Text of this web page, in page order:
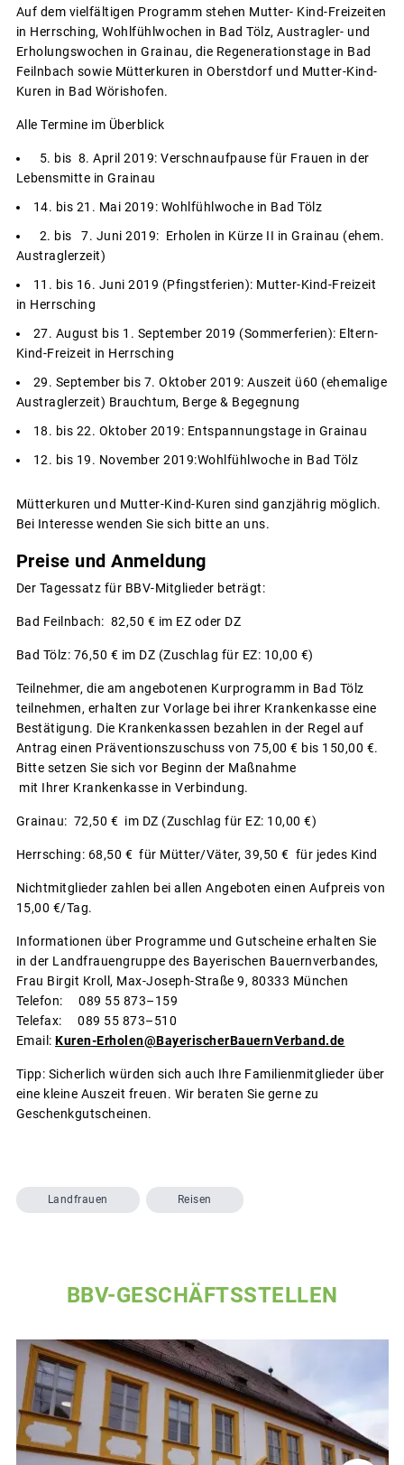
Auf dem vielfältigen Programm stehen Mutter- Kind-Freizeiten
in Herrsching, Wohlfühlwochen in Bad Tölz, Austragler- und
Erholungswochen in Grainau, die Regenerationstage in Bad
Feilnbach sowie Mütterkuren in Oberstdorf und Mutter-Kind-
Kuren in Bad Wörishofen.
Alle Termine im Überblick
5. bis 8. April 2019: Verschnaufpause für Frauen in der
Lebensmitte in Grainau
14. bis 21. Mai 2019: Wohlfühlwoche in Bad Tölz
2. bis 7. Juni 2019: Erholen in Kürze II in Grainau (ehem.
Austraglerzeit)
11. bis 16. Juni 2019 (Pfingstferien): Mutter-Kind-Freizeit
in Herrsching
27. August bis 1. September 2019 (Sommerferien): Eltern-
Kind-Freizeit in Herrsching
29. September bis 7. Oktober 2019: Auszeit ü60 (ehemalige
Austraglerzeit) Brauchtum, Berge & Begegnung
18. bis 22. Oktober 2019: Entspannungstage in Grainau
12. bis 19. November 2019:Wohlfühlwoche in Bad Tölz
Mütterkuren und Mutter-Kind-Kuren sind ganzjährig möglich.
Bei Interesse wenden Sie sich bitte an uns.
Preise und Anmeldung
Der Tagessatz für BBV-Mitglieder beträgt:
Bad Feilnbach: 82,50 € im EZ oder DZ
Bad Tölz: 76,50 € im DZ (Zuschlag für EZ: 10,00 €)
Teilnehmer, die am angebotenen Kurprogramm in Bad Tölz
teilnehmen, erhalten zur Vorlage bei ihrer Krankenkasse eine
Bestätigung. Die Krankenkassen bezahlen in der Regel auf
Antrag einen Präventionszuschuss von 75,00 € bis 150,00 €.
Bitte setzen Sie sich vor Beginn der Maßnahme
mit Ihrer Krankenkasse in Verbindung.
Grainau: 72,50 € im DZ (Zuschlag für EZ: 10,00 €)
Herrsching: 68,50 € für Mütter/Väter, 39,50 € für jedes Kind
Nichtmitglieder zahlen bei allen Angeboten einen Aufpreis von
15,00 €/Tag.
Informationen über Programme und Gutscheine erhalten Sie
in der Landfrauengruppe des Bayerischen Bauernverbandes,
Frau Birgit Kroll, Max-Joseph-Straße 9, 80333 München
Telefon: 089 55 873–159
Telefax: 089 55 873–510
Email: Kuren-Erholen@BayerischerBauernVerband.de
Tipp: Sicherlich würden sich auch Ihre Familienmitglieder über
eine kleine Auszeit freuen. Wir beraten Sie gerne zu
Geschenkgutscheinen.
Landfrauen Reisen
BBV-GESCHÄFTSSTELLEN